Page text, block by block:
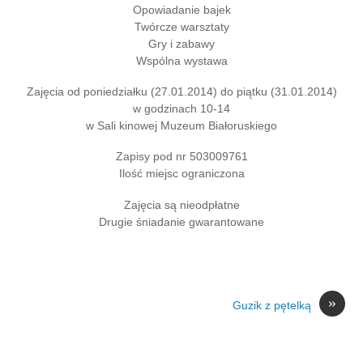
Opowiadanie bajek
Twórcze warsztaty
Gry i zabawy
Wspólna wystawa
Zajęcia od poniedziałku (27.01.2014) do piątku (31.01.2014)
w godzinach 10-14
w Sali kinowej Muzeum Białoruskiego
Zapisy pod nr 503009761
Ilość miejsc ograniczona
Zajęcia są nieodpłatne
Drugie śniadanie gwarantowane
»
Guzik z pętelką